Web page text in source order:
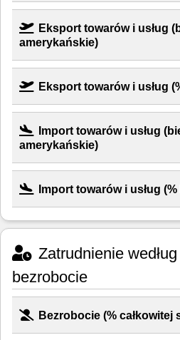
Eksport towarów i usług
amerykańskie)
Eksport towarów i usług
Import towarów i usług
amerykańskie)
Import towarów i usług
Zatrudnienie
bezrobocie
Bezrobocie (% całkowitej